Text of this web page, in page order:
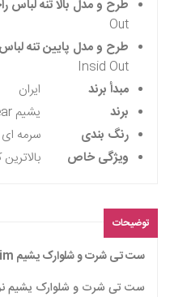
طرح و مدل بالا تنه
Out
طرح و مدل پایین تنه
Insid Out
مبدأ برند
ایران
برند
یشیم Yesim Wear
رنگ بندی
سرمه
ویژگی خاص
توضیحات
ست تی شرت و شلوارک یشیم Yeshim
ست تی شرت و شلوارک یشیم